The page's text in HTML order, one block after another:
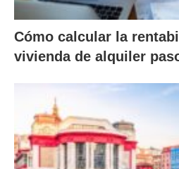
Cómo calcular la
vivienda de alquiler